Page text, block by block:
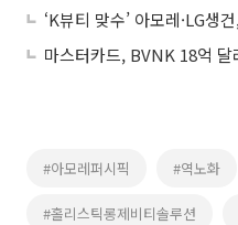
#아모레퍼시픽 #역노화
#홀리스틱롱제비티솔루션